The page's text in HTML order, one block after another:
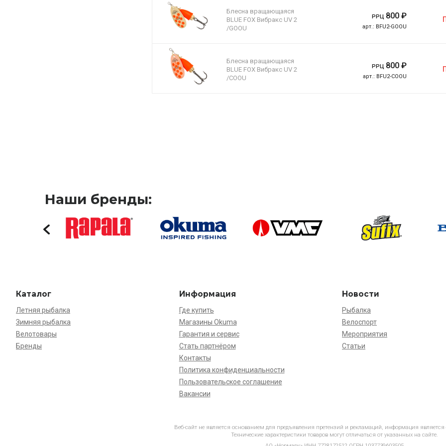
РРЦ 800₽
арт.: BFU2-GOOU
Блесна вращающаяся
BLUE FOX Вибракс UV 2
/GOOU
РРЦ 800₽
арт.: BFU2-COOU
Блесна вращающаяся
BLUE FOX Вибракс UV 2
/COOU
Наши бренды:
Каталог
Летняя рыбалка
Зимняя рыбалка
Велотовары
Бренды
Информация
Где купить
Магазины Okuma
Гарантия и сервис
Стать партнёром
Контакты
Политика конфиденциальности
Пользовательское соглашение
Вакансии
Новости
Рыбалка
Велоспорт
Мероприятия
Статьи
Веб-сайт не является основанием для предъявления претензий и рекламаций, информация является
Технические характеристики товаров могут отличаться от указанных на сайте.